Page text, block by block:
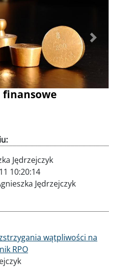
finansowe
Dalej
Jędrzejczyk
10:20:14
Jędrzejczyk
wątpliwości na
RPO